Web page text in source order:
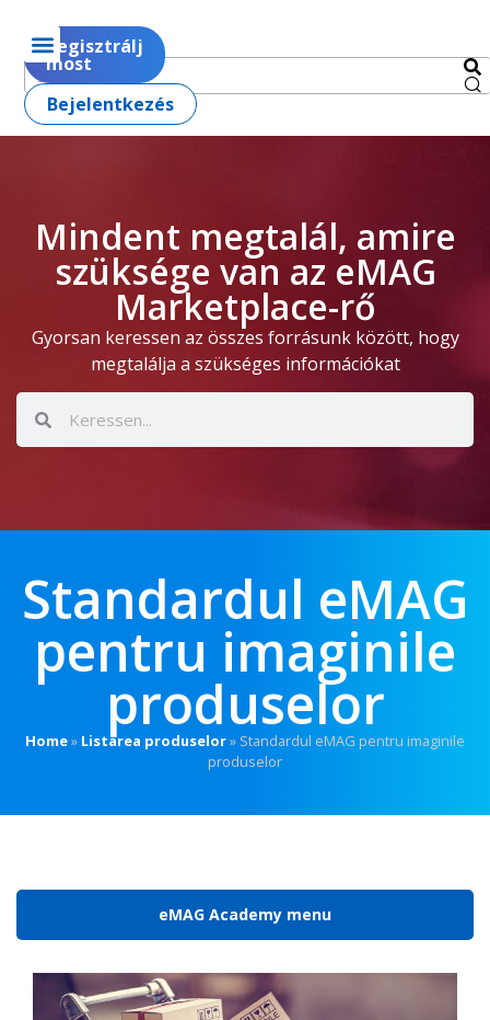
Regisztrálj
most
Bejelentkezés
Mindent megtalál, amire
szüksége van az eMAG
Marketplace-rő
Gyorsan keressen az összes forrásunk között, hogy
megtalálja a szükséges információkat
Standardul eMAG
pentru imaginile
produselor
Home» Listarea produselor» Standardul eMAG pentru imaginile
produselor
eMAG Academy menu